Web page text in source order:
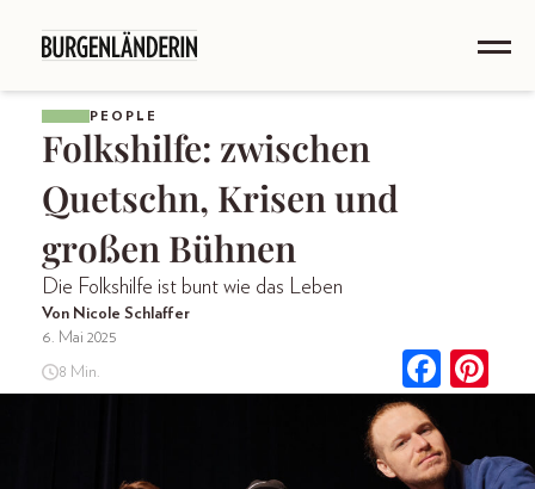
PEOPLE
Folkshilfe: zwischen
Quetschn, Krisen und
großen Bühnen
Die Folkshilfe ist bunt wie das Leben
Von Nicole Schlaffer
6. Mai 2025
8 Min.